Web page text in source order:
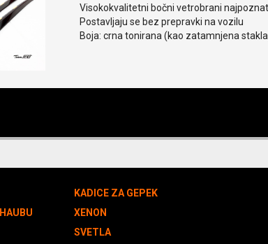
Visokokvalitetni bočni vetrobrani
Postavljaju se bez prepravki na vozilu
Boja: crna tonirana (kao zatamnjena
KADICE ZA GEPEK
XENON
SVETLA